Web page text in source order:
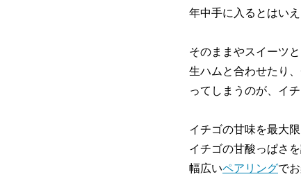
年中手に入るとはい
そのままやスイーツ
生ハムと合わせたり
ってしまうのが、イ
イチゴの甘味を最大
イチゴの甘酸っぱさ
幅広いペアリングで